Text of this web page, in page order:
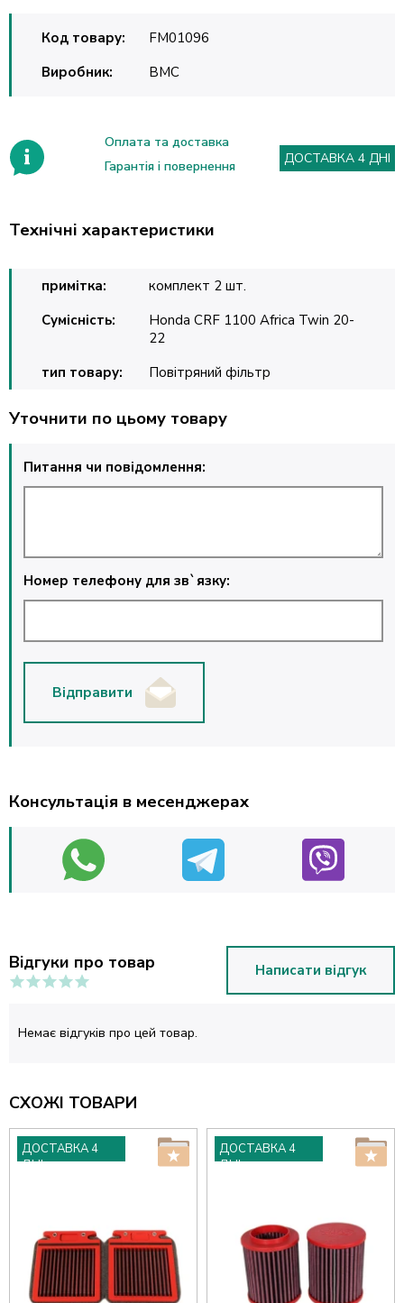
Код товару:
FM01096
Виробник:
BMC
Оплата та доставка
Гарантія і повернення
ДОСТАВКА 4 ДНІ
Технічні характеристики
примітка:
комплект 2 шт.
Сумісність:
Honda CRF 1100 Africa Twin 20-
22
тип товару:
Повітряний фільтр
Уточнити по цьому товару
Питання чи повідомлення:
Номер телефону для зв`язку:
Відправити
Консультація в месенджерах
Відгуки про товар Написати відгук
Немає відгуків про цей товар.
СХОЖІ ТОВАРИ
ДОСТАВКА 4
ДНІ
ДОСТАВКА 4
ДНІ